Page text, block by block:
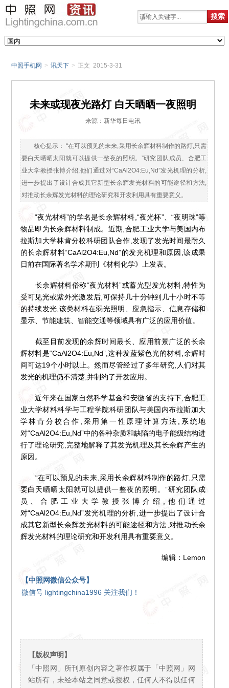
中照手机网 > 讯天下 > 正文 2015-3-31
未来或现夜光路灯 白天晒晒一夜照明
来源：新华每日电讯
核心提示： “在可以预见的未来,采用长余辉材料制作的路灯,只需
要白天晒晒太阳就可以提供一整夜的照明。”研究团队成员、合肥工
业大学教授张博介绍,他们通过对“CaAl2O4:Eu,Nd”发光机理的分析,
进一步提出了设计合成其它新型长余辉发光材料的可能途径和方法,
对推动长余辉发光材料的理论研究和开发利用具有重要意义。
“夜光材料”的学名是长余辉材料,“夜光杯”、“夜明珠”等
物品即为长余辉材料制成。近期,合肥工业大学与美国内布
拉斯加大学林肯分校科研团队合作,发现了发光时间最耐久
的长余辉材料“CaAl2O4:Eu,Nd”的发光机理和原因,该成果
日前在国际著名学术期刊《材料化学》上发表。
长余辉材料俗称“夜光材料”或蓄光型发光材料,特性为
受可见光或紫外光激发后,可保持几十分钟到几十小时不等
的持续发光,该类材料在弱光照明、应急指示、信息存储和
显示、节能建筑、智能交通等领域具有广泛的应用价值。
截至目前发现的余辉时间最长、应用前景广泛的长余
辉材料是“CaAl2O4:Eu,Nd”,这种发蓝紫色光的材料,余辉时
间可达19个小时以上。然而尽管经过了多年研究,人们对其
发光的机理仍不清楚,并制约了开发应用。
近年来在国家自然科学基金和安徽省的支持下,合肥工
业大学材料科学与工程学院科研团队与美国内布拉斯加大
学林肯分校合作,采用第一性原理计算方法,系统地
对“CaAl2O4:Eu,Nd”中的各种杂质和缺陷的电子能级结构进
行了理论研究,完整地解释了其发光机理及其长余辉产生的
原因。
“在可以预见的未来,采用长余辉材料制作的路灯,只需
要白天晒晒太阳就可以提供一整夜的照明。”研究团队成
员、合肥工业大学教授张博介绍,他们通过
对“CaAl2O4:Eu,Nd”发光机理的分析,进一步提出了设计合
成其它新型长余辉发光材料的可能途径和方法,对推动长余
辉发光材料的理论研究和开发利用具有重要意义。
编辑：Lemon
【中照网微信公众号】
微信号 lightingchina1996 关注我们！
【版权声明】
「中照网」所刊原创内容之著作权属于「中照网」网
站所有，未经本站之同意或授权，任何人不得以任何